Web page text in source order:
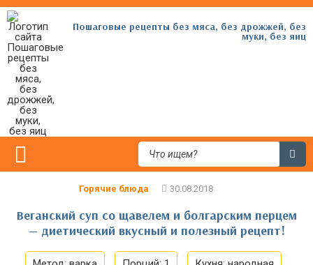
Пошаговые рецепты без мяса, без дрожжей, без
муки, без яиц
Горячие блюда
Веганский суп со щавелем и болгарским перцем
— диетический вкусный и полезный рецепт!